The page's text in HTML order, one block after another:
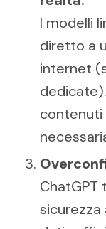
I modelli
diretto a
internet
contenuti
sicurezza